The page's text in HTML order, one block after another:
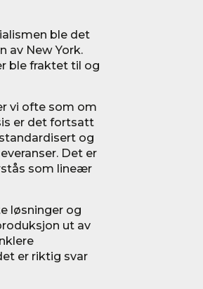
ble det
av New York.
ble fraktet til og
vi ofte som om
er det fortsatt
og
Det er
som lineær
løsninger og
ut av
er riktig svar